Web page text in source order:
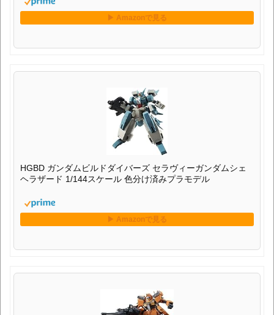
HGBD ガンダムビルドダイバーズ セラヴィーガンダムシェ
ヘラザード 1/144スケール 色分け済みプラモデル